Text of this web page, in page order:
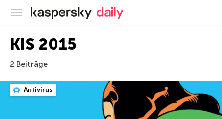
Offizieller Blog von Kaspersky
KIS 2015
2 Beiträge
Antivirus